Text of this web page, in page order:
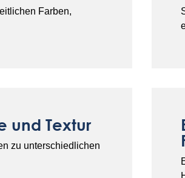
Farben,
und Textur
zu unterschiedlichen